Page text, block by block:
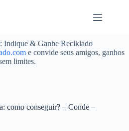
Indique & Ganhe Reciklado
e convide seus amigos, ganhos
limites.
como conseguir? – Conde –